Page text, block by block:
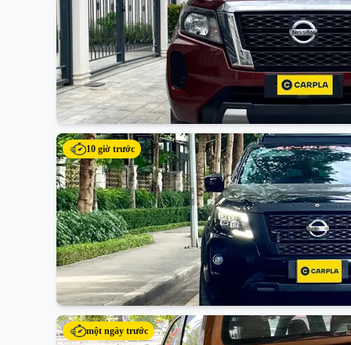
10 giờ trước
một ngày trước